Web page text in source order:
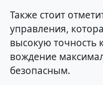
Также стоит
управления,
высокую точность
вождение
безопасным.